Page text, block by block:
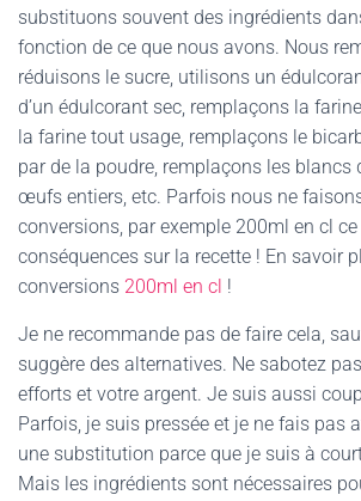
substituons souvent des ingrédients
fonction de ce que nous avons. Nous
réduisons le sucre, utilisons un
d’un édulcorant sec, remplaçons la
la farine tout usage, remplaçons le
par de la poudre, remplaçons les blancs
œufs entiers, etc. Parfois nous ne
conversions, par exemple 200ml en cl
conséquences sur la recette ! En savoir
conversions 200ml en cl !
Je ne recommande pas de faire cela,
suggère des alternatives. Ne sabotez
efforts et votre argent. Je suis aussi
Parfois, je suis pressée et je ne fais pas
une substitution parce que je suis à
Mais les ingrédients sont nécessaires